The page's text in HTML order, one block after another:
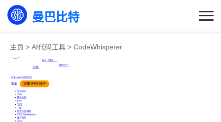
曼巴比特
主页 > AI代码工具 > CodeWhisperer